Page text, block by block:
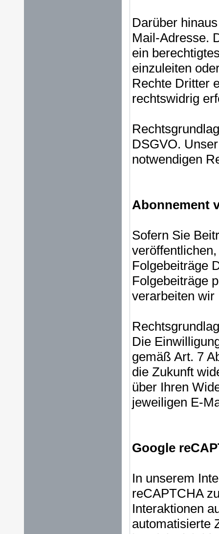
Darüber
Mail-Adresse.
ein
einzuleiten
Rechte Dritter
rechtswidrig
DSGVO.
notwendigen
Abonnement
Sofern Sie
Folgebeiträge
Folgebeiträge
verarbeiten
Die
gemäß Art. 7
die Zukunft
über Ihren
jeweiligen E-
Google
In unserem
reCAPTCHA
Interaktionen
automatisierte